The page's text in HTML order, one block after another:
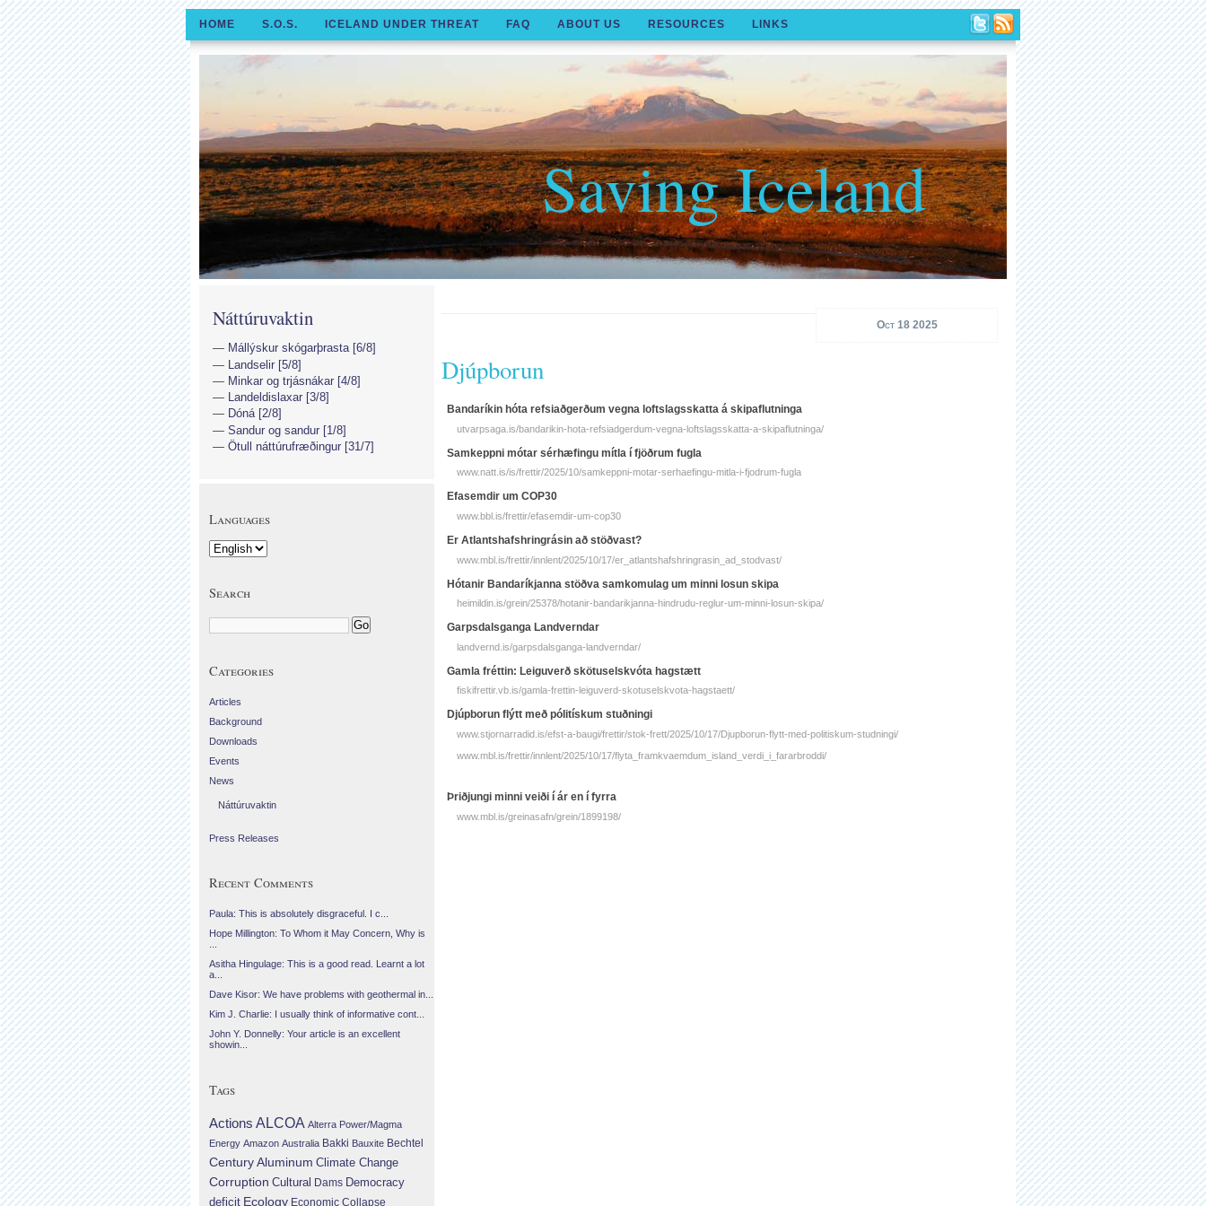
HOME S.O.S. ICELAND UNDER THREAT FAQ ABOUT US RESOURCES LINKS
Saving Iceland
Oct 18 2025
Djúpborun
Bandaríkin hóta refsiaðgerðum vegna loftslagsskatta á skipaflutninga
utvarpsaga.is/bandarikin-hota-refsiadgerdum-vegna-loftslagsskatta-a-skipaflutninga/
Samkeppni mótar sérhæfingu mítla í fjöðrum fugla
www.natt.is/is/frettir/2025/10/samkeppni-motar-serhaefingu-mitla-i-fjodrum-fugla
Efasemdir um COP30
www.bbl.is/frettir/efasemdir-um-cop30
Er Atlantshafshringrásin að stöðvast?
www.mbl.is/frettir/innlent/2025/10/17/er_atlantshafshringrasin_ad_stodvast/
Hótanir Bandaríkjanna stöðva samkomulag um minni losun skipa
heimildin.is/grein/25378/hotanir-bandarikjanna-hindrudu-reglur-um-minni-losun-skipa/
Garpsdalsganga Landverndar
landvernd.is/garpsdalsganga-landverndar/
Gamla fréttin: Leiguverð skötuselskvóta hagstætt
fiskifrettir.vb.is/gamla-frettin-leiguverd-skotuselskvota-hagstaett/
Djúpborun flýtt með pólitískum stuðningi
www.stjornarradid.is/efst-a-baugi/frettir/stok-frett/2025/10/17/Djupborun-flytt-med-politiskum-studningi/
www.mbl.is/frettir/innlent/2025/10/17/flyta_framkvaemdum_island_verdi_i_fararbroddi/
Þriðjungi minni veiði í ár en í fyrra
www.mbl.is/greinasafn/grein/1899198/
Náttúruvaktin
Mállýskur skógarþrasta [6/8]
Landselir [5/8]
Minkar og trjásnákar [4/8]
Landeldislaxar [3/8]
Dóná [2/8]
Sandur og sandur [1/8]
Ötull náttúrufræðingur [31/7]
Languages
Search
Categories
Articles
Background
Downloads
Events
News
Náttúruvaktin
Press Releases
Recent Comments
Paula: This is absolutely disgraceful. I c...
Hope Millington: To Whom it May Concern, Why is
Asitha Hingulage: This is a good read. Learnt a lot
a...
Dave Kisor: We have problems with geothermal in...
Kim J. Charlie: I usually think of informative cont...
John Y. Donnelly: Your article is an excellent
showin...
Tags
Actions ALCOA Alterra Power/Magma
Energy Amazon Australia Bakki Bauxite Bechtel
Century Aluminum Climate Change
Corruption Cultural Dams Democracy
deficit Ecology Economic Collapse